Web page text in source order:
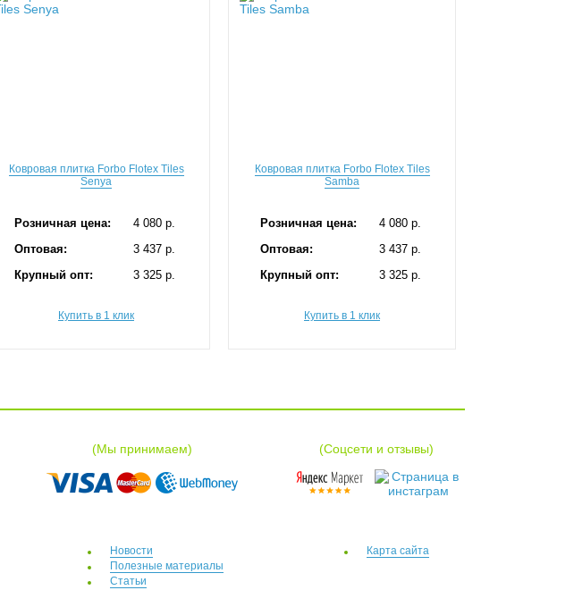
Ковровая плитка Forbo Flotex Tiles
Senya
Розничная цена:
4 080 p.
Оптовая:
3 437 p.
Крупный опт:
3 325 p.
Купить в 1 клик
Ковровая плитка Forbo Flotex Tiles
Samba
Розничная цена:
4 080 p.
Оптовая:
3 437 p.
Крупный опт:
3 325 p.
Купить в 1 клик
(Мы принимаем) (Соцсети и отзывы)
Новости
Полезные материалы
Статьи
Карта сайта